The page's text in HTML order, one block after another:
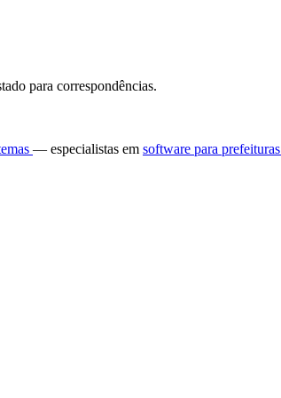
para correspondências.
— especialistas em software para prefeituras